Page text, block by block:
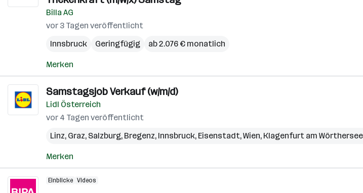
Billa AG
vor 3 Tagen veröffentlicht
Innsbruck
Geringfügig ab 2.076 € monatlich
Merken
Samstagsjob Verkauf (w/m/d)
Lidl Österreich
vor 4 Tagen veröffentlicht
Linz, Graz, Salzburg, Bregenz, Innsbruck, Eisenstadt,Wien, Klagenfurt am Wörthersee
Merken
Einblicke Videos